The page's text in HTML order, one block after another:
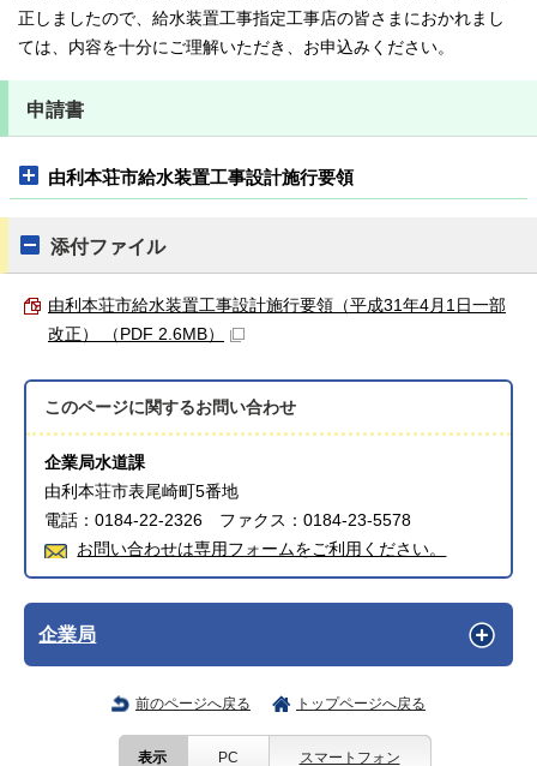
正しましたので、給水装置工事指定工事店の皆さまにおかれまし
ては、内容を十分にご理解いただき、お申込みください。
申請書
由利本荘市給水装置工事設計施行要領
添付ファイル
由利本荘市給水装置工事設計施行要領（平成31年4月1日一部
改正） （PDF 2.6MB）
このページに関するお問い合わせ
企業局水道課
由利本荘市表尾崎町5番地
電話：0184-22-2326 ファクス：0184-23-5578
お問い合わせは専用フォームをご利用ください。
企業局
前のページへ戻る トップページへ戻る
表示 PC スマートフォン